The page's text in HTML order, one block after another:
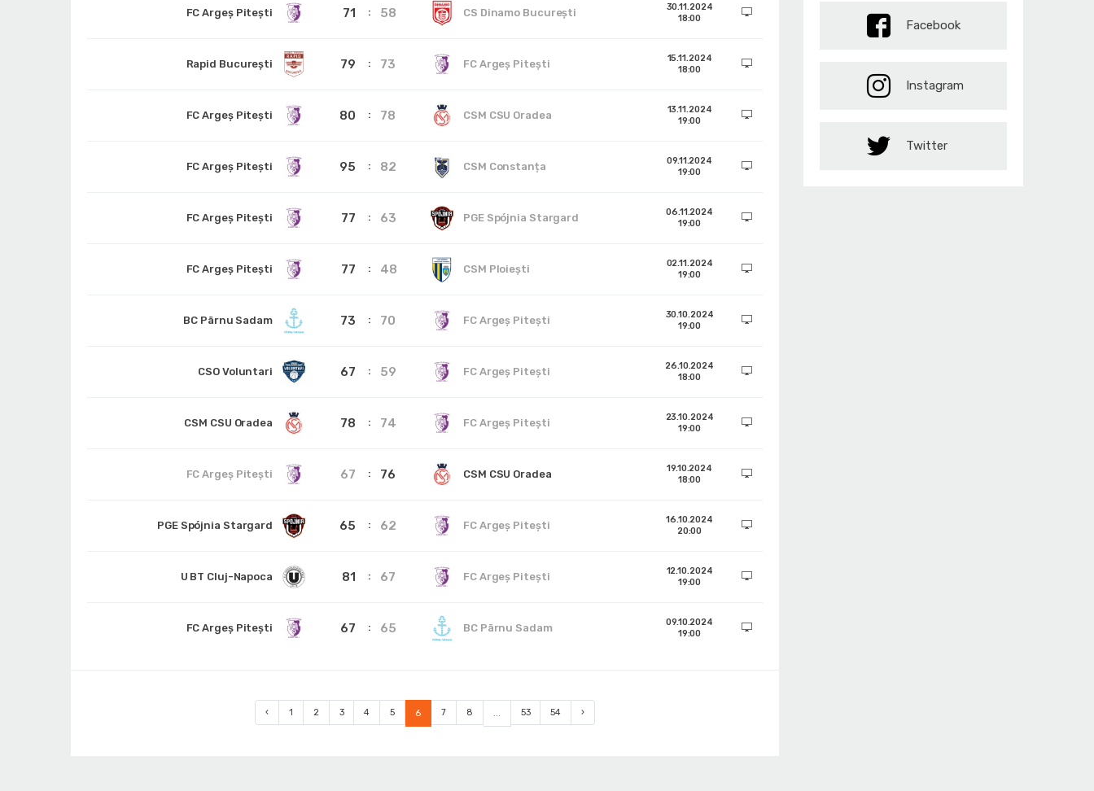
FC Argeș Pitești 71 58 CS Dinamo Bucureşti
30.11.2024
18:00
Rapid București 79 73 FC Argeș Pitești
15.11.2024
18:00
FC Argeș Pitești 80 78 CSM CSU Oradea
13.11.2024
19:00
FC Argeș Pitești 95 82 CSM Constanța
09.11.2024
19:00
FC Argeș Pitești 77 63 PGE Spójnia Stargard
06.11.2024
19:00
FC Argeș Pitești 77 48 CSM Ploiești
02.11.2024
19:00
BC Pärnu Sadam 73 70 FC Argeș Pitești
30.10.2024
19:00
CSO Voluntari 67 59 FC Argeș Pitești
26.10.2024
18:00
CSM CSU Oradea 78 74 FC Argeș Pitești
23.10.2024
19:00
FC Argeș Pitești 67 76 CSM CSU Oradea
19.10.2024
18:00
PGE Spójnia Stargard 65 62 FC Argeș Pitești
16.10.2024
20:00
U BT Cluj-Napoca 81 67 FC Argeș Pitești
12.10.2024
19:00
FC Argeș Pitești 67 65 BC Pärnu Sadam
09.10.2024
19:00
‹ 1 2 3 4 5 6 7 8 ... 53 54 ›
Facebook
Instagram
Twitter